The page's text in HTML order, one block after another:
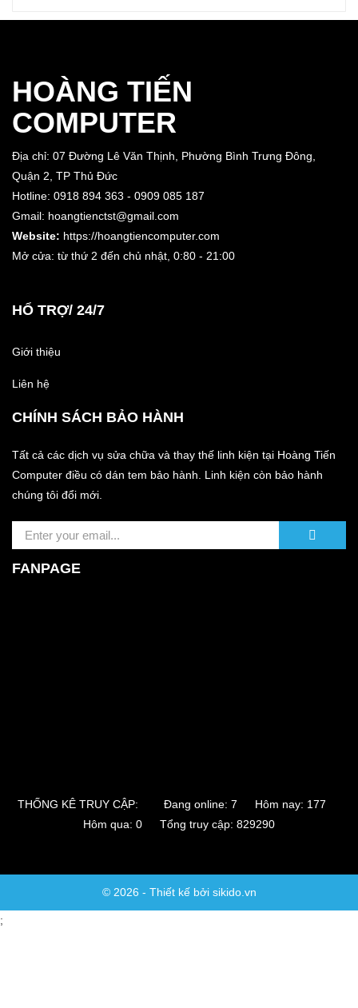
HOÀNG TIẾN
COMPUTER
Địa chỉ: 07 Đường Lê Văn Thịnh, Phường Bình Trưng Đông,
Quận 2, TP Thủ Đức
Hotline: 0918 894 363 - 0909 085 187
Gmail: hoangtienctst@gmail.com
Website: https://hoangtiencomputer.com
Mở cửa: từ thứ 2 đến chủ nhật, 0:80 - 21:00
HỔ TRỢ/ 24/7
Giới thiệu
Liên hệ
CHÍNH SÁCH BẢO HÀNH
Tất cả các dịch vụ sửa chữa và thay thế linh kiện tại Hoàng Tiến
Computer điều có dán tem bảo hành. Linh kiện còn bảo hành
chúng tôi đổi mới.
FANPAGE
THỐNG KÊ TRUY CẬP:
Đang online: 7 Hôm nay: 177
Hôm qua: 0 Tổng truy cập: 829290
© 2026 - Thiết kế bởi sikido.vn
;